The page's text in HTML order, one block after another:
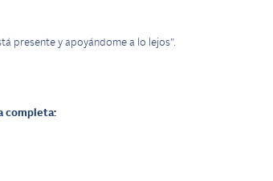
presente y apoyándome a lo lejos”.
completa: